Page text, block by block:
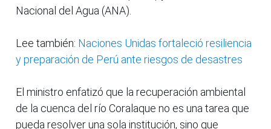
Nacional del Agua (ANA).
Lee también: Naciones Unidas fortaleció resiliencia
y preparación de Perú ante riesgos de desastres
El ministro enfatizó que la recuperación ambiental
de la cuenca del río Coralaque no es una tarea que
pueda resolver una sola institución, sino que